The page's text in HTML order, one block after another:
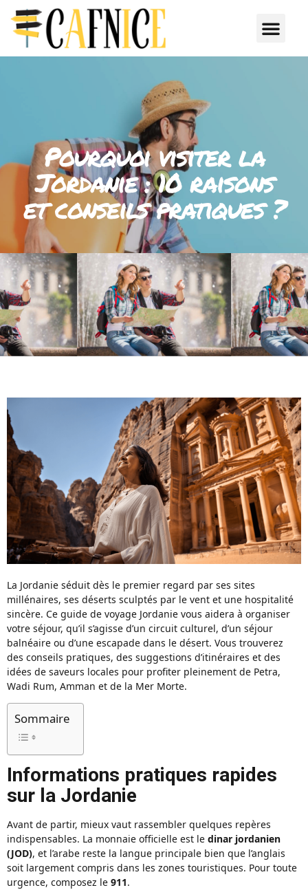
Pourquoi visiter la
Jordanie : 10 raisons
et conseils pratiques ?
La Jordanie séduit dès le premier regard par ses sites
millénaires, ses déserts sculptés par le vent et une hospitalité
sincère. Ce guide de voyage Jordanie vous aidera à organiser
votre séjour, qu’il s’agisse d’un circuit culturel, d’un séjour
balnéaire ou d’une escapade dans le désert. Vous trouverez
des conseils pratiques, des suggestions d’itinéraires et des
idées de saveurs locales pour profiter pleinement de Petra,
Wadi Rum, Amman et de la Mer Morte.
Sommaire
Informations pratiques rapides
sur la Jordanie
Avant de partir, mieux vaut rassembler quelques repères
indispensables. La monnaie officielle est le dinar jordanien
(JOD), et l’arabe reste la langue principale bien que l’anglais
soit largement compris dans les zones touristiques. Pour toute
urgence, composez le 911.